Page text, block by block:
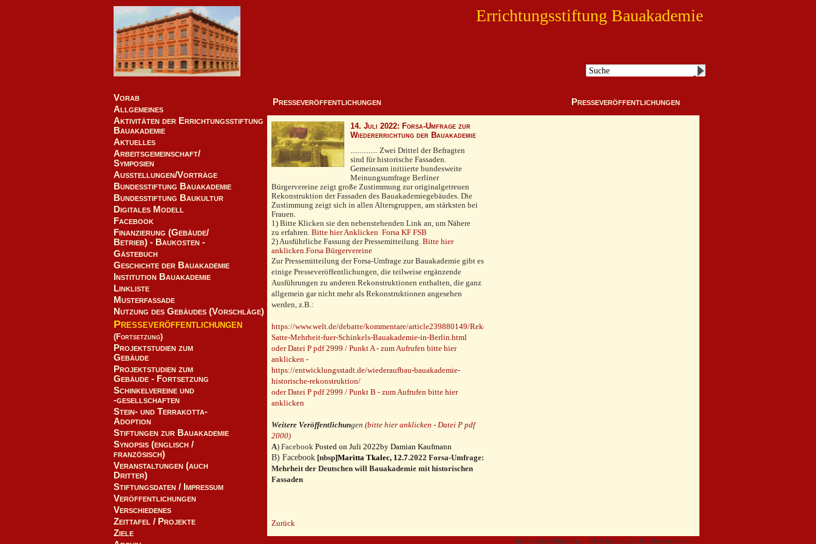
Errichtungsstiftung Bauakademie
Presseveröffentlichungen Presseveröffentlichungen
Vorab
Allgemeines
Aktivitäten der Errichtungsstiftung
Bauakademie
Aktuelles
Arbeitsgemeinschaft/
Symposien
Ausstellungen/Vorträge
Bundesstiftung Bauakademie
Bundesstiftung Baukultur
Digitales Modell
Facebook
Finanzierung (Gebäude/
Betrieb) - Baukosten -
Gästebuch
Geschichte der Bauakademie
Institution Bauakademie
Linkliste
Musterfassade
Nutzung des Gebäudes (Vorschläge)
Presseveröffentlichungen
(Fortsetzung)
Projektstudien zum
Gebäude
Projektstudien zum
Gebäude - Fortsetzung
Schinkelvereine und
-gesellschaften
Stein- und Terrakotta-
Adoption
Stiftungen zur Bauakademie
Synopsis (englisch /
französisch)
Veranstaltungen (auch
Dritter)
Stiftungsdaten / Impressum
Veröffentlichungen
Verschiedenes
Zeittafel / Projekte
Ziele
14. Juli 2022: Forsa-Umfrage zur
Wiedererrichtung der Bauakademie
............... Zwei Drittel der Befragten
sind für historische Fassaden.
Gemeinsam initiierte bundesweite
Meinungsumfrage Berliner
Bürgervereine zeigt große Zustimmung zur originalgetreuen
Rekonstruktion der Fassaden des Bauakademiegebäudes. Die
Zustimmung zeigt sich in allen Altersgruppen, am stärksten bei
Frauen.
1) Bitte Klicken sie den nebenstehenden Link an, um Nähere
zu erfahren. Bitte hier Anklicken Forsa KF FSB
2) Ausführliche Fassung der Pressemitteilung. Bitte hier
anklicken.Forsa Bürgervereine
Zur Pressemitteilung der Forsa-Umfrage zur Bauakademie gibt es
einige Presseveröffentlichungen, die teilweise ergänzende
Ausführungen zu anderen Rekonstruktionen enthalten, die ganz
allgemein gar nicht mehr als Rekonstruktionen angesehen
werden, z.B.:
https://www.welt.de/debatte/kommentare/article239880149/Rekonstruktion-
Satte-Mehrheit-fuer-Schinkels-Bauakademie-in-Berlin.html
oder Datei P pdf 2999 / Punkt A - zum Aufrufen bitte hier
anklicken -
https://entwicklungsstadt.de/wiederaufbau-bauakademie-
historische-rekonstruktion/
oder Datei P pdf 2999 / Punkt B - zum Aufrufen bitte hier
anklicken
Weitere Veröffentlichungen (bitte hier anklicken - Datei P pdf
2000)
A) Facebook Posted on Juli 2022by Damian Kaufmann
B) Facebook [nbsp]Maritta Tkalec, 12.7.2022 Forsa-Umfrage:
Mehrheit der Deutschen will Bauakademie mit historischen
Fassaden
Zurück
Aktivitäten des Fördervereins >
bitte weiterblättern: